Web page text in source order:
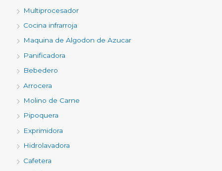
Multiprocesador
Cocina infrarroja
Maquina de Algodon de Azucar
Panificadora
Bebedero
Arrocera
Molino de Carne
Pipoquera
Exprimidora
Hidrolavadora
Cafetera